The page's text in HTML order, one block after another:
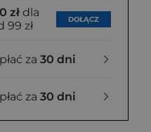
zł dla
99 zł
DOŁĄCZ
za 30 dni
za 30 dni